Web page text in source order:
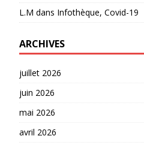
L.M dans Infothèque, Covid-19
ARCHIVES
juillet 2026
juin 2026
mai 2026
avril 2026